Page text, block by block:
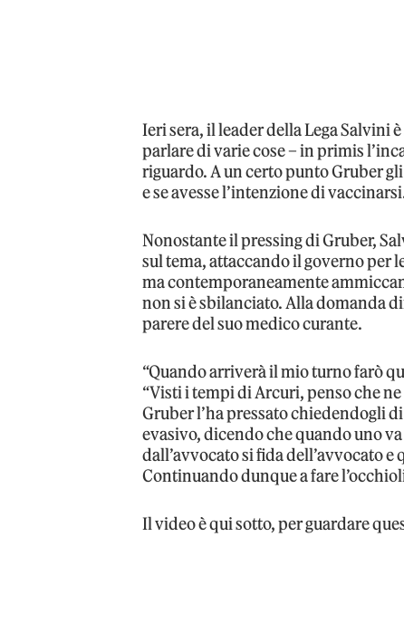
Ieri sera, il leader della Lega Salvini
parlare di varie cose – in primis
riguardo. A un certo punto Gruber
e se avesse l’intenzione di
Nonostante il pressing di Gruber,
sul tema, attaccando il governo per
ma contemporaneamente
non si è sbilanciato. Alla domanda
parere del suo medico curante.
“Quando arriverà il mio turno farò
“Visti i tempi di Arcuri, penso che
Gruber l’ha pressato chiedendogli
evasivo, dicendo che quando uno
dall’avvocato si fida dell’avvocato
Continuando dunque a fare
Il video è qui sotto, per guardare